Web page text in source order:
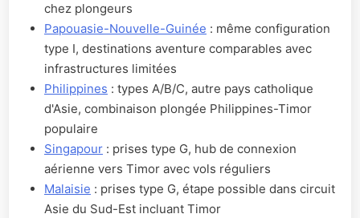
chez plongeurs
Papouasie-Nouvelle-Guinée : même configuration
type I, destinations aventure comparables avec
infrastructures limitées
Philippines : types A/B/C, autre pays catholique
d'Asie, combinaison plongée Philippines-Timor
populaire
Singapour : prises type G, hub de connexion
aérienne vers Timor avec vols réguliers
Malaisie : prises type G, étape possible dans circuit
Asie du Sud-Est incluant Timor